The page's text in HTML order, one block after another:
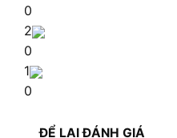
0
2
0
1
0
ĐỂ LẠI ĐÁNH GIÁ